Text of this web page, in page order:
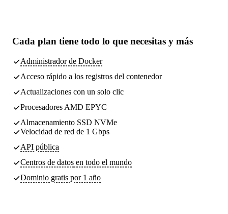
Cada plan tiene todo lo que necesitas y más
Administrador de Docker
Acceso rápido a los registros del contenedor
Actualizaciones con un solo clic
Procesadores AMD EPYC
Almacenamiento SSD NVMe
Velocidad de red de 1 Gbps
API pública
Centros de datos en todo el mundo
Dominio gratis por 1 año